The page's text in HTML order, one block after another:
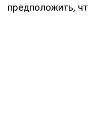
предположить,